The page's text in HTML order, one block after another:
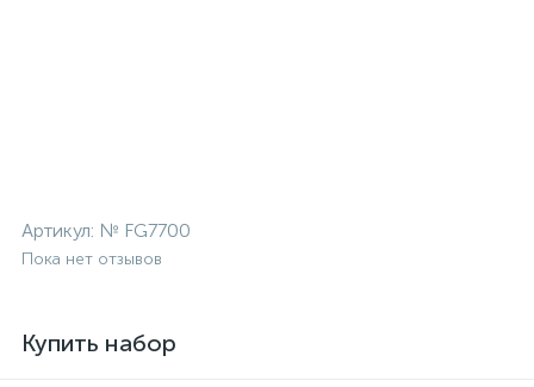
Артикул: № FG7700
Пока нет отзывов
Купить набор